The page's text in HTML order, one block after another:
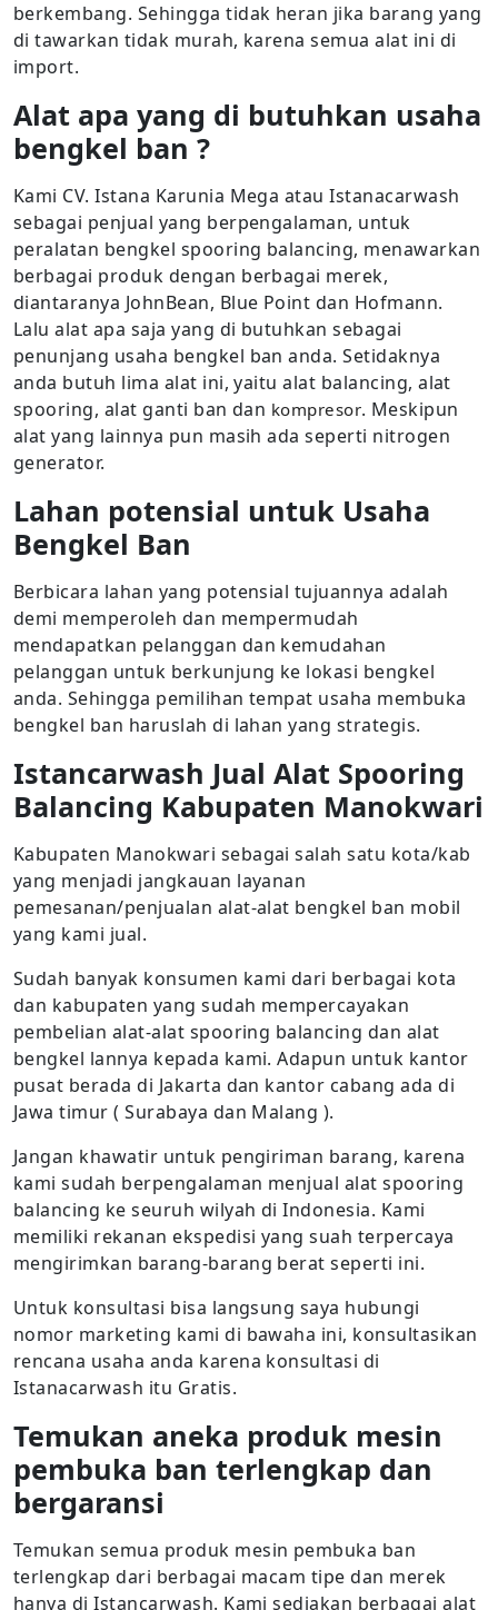
berkembang. Sehingga tidak heran jika barang yang
di tawarkan tidak murah, karena semua alat ini di
import.
Alat apa yang di butuhkan usaha
bengkel ban ?
Kami CV. Istana Karunia Mega atau Istanacarwash
sebagai penjual yang berpengalaman, untuk
peralatan bengkel spooring balancing, menawarkan
berbagai produk dengan berbagai merek,
diantaranya JohnBean, Blue Point dan Hofmann.
Lalu alat apa saja yang di butuhkan sebagai
penunjang usaha bengkel ban anda. Setidaknya
anda butuh lima alat ini, yaitu alat balancing, alat
spooring, alat ganti ban dan kompresor. Meskipun
alat yang lainnya pun masih ada seperti nitrogen
generator.
Lahan potensial untuk Usaha
Bengkel Ban
Berbicara lahan yang potensial tujuannya adalah
demi memperoleh dan mempermudah
mendapatkan pelanggan dan kemudahan
pelanggan untuk berkunjung ke lokasi bengkel
anda. Sehingga pemilihan tempat usaha membuka
bengkel ban haruslah di lahan yang strategis.
Istancarwash Jual Alat Spooring
Balancing Kabupaten Manokwari
Kabupaten Manokwari sebagai salah satu kota/kab
yang menjadi jangkauan layanan
pemesanan/penjualan alat-alat bengkel ban mobil
yang kami jual.
Sudah banyak konsumen kami dari berbagai kota
dan kabupaten yang sudah mempercayakan
pembelian alat-alat spooring balancing dan alat
bengkel lannya kepada kami. Adapun untuk kantor
pusat berada di Jakarta dan kantor cabang ada di
Jawa timur ( Surabaya dan Malang ).
Jangan khawatir untuk pengiriman barang, karena
kami sudah berpengalaman menjual alat spooring
balancing ke seuruh wilyah di Indonesia. Kami
memiliki rekanan ekspedisi yang suah terpercaya
mengirimkan barang-barang berat seperti ini.
Untuk konsultasi bisa langsung saya hubungi
nomor marketing kami di bawaha ini, konsultasikan
rencana usaha anda karena konsultasi di
Istanacarwash itu Gratis.
Temukan aneka produk mesin
pembuka ban terlengkap dan
bergaransi
Temukan semua produk mesin pembuka ban
terlengkap dari berbagai macam tipe dan merek
hanya di Istancarwash. Kami sediakan berbagai alat